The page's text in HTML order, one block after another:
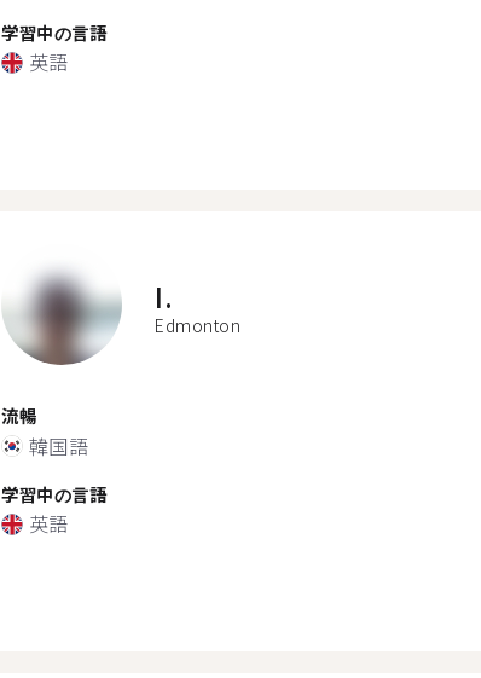
学習中の言語
英語
I.
Edmonton
流暢
韓国語
学習中の言語
英語